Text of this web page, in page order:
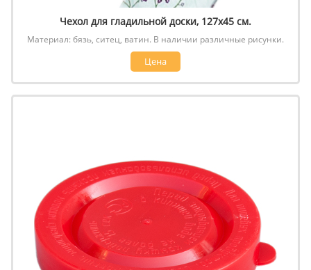
Чехол для гладильной доски, 127х45 см.
Материал: бязь, ситец, ватин. В наличии различные рисунки.
Цена